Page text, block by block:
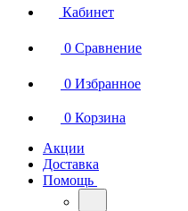
Кабинет
0 Сравнение
0 Избранное
0 Корзина
Акции
Доставка
Помощь